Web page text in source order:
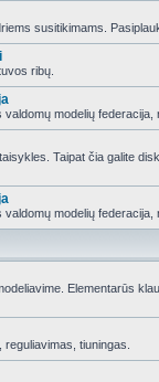
susitikimams.
ribų.
modelių
Taipat čia galite
modelių
Elementarūs
tiuningas.